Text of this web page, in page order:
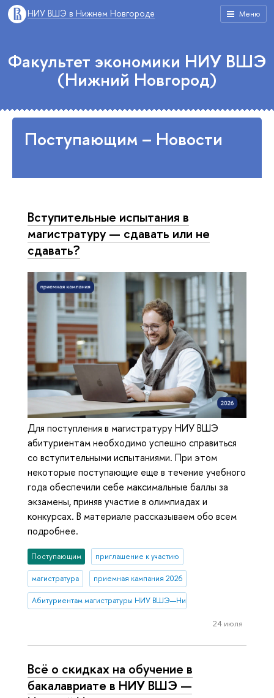
Меню
НИУ ВШЭ в Нижнем Новгороде
Факультет экономики НИУ ВШЭ
(Нижний Новгород)
Поступающим – Новости
Вступительные испытания в
магистратуру — сдавать или не
сдавать?
Для поступления в магистратуру НИУ ВШЭ
абитуриентам необходимо успешно справиться
со вступительными испытаниями. При этом
некоторые поступающие еще в течение учебного
года обеспечили себе максимальные баллы за
экзамены, приняв участие в олимпиадах и
конкурсах. В материале рассказываем обо всем
подробнее.
Поступающим приглашение к участию
магистратура приемная кампания 2026
Абитуриентам магистратуры НИУ ВШЭ—Нижний Новгород
24 июля
Всё о скидках на обучение в
бакалавриате в НИУ ВШЭ —